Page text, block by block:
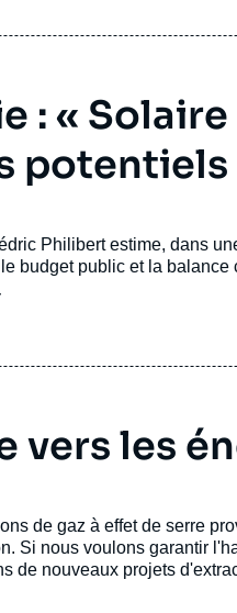
: «
potentiels
Philibert estime, dans
budget public et la balance
vers les
de gaz à effet de serre
Si nous voulons garantir
de nouveaux projets